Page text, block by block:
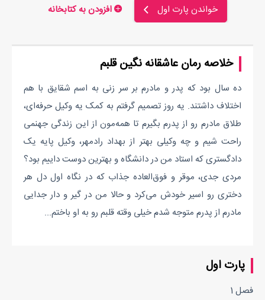
خواندن پارت اول افزودن به کتابخانه
خلاصه رمان عاشقانه نگین قلبم
ده سال بود که پدر و مادرم بر سر زنی به اسم شقایق با هم
اختلاف داشتند. یه روز تصمیم گرفتم به کمک یه وکیل حرفه‌ای،
طلاق مادرم رو از پدرم بگیرم تا همه‌مون از این زندگی جهنمی
راحت شیم و چه وکیلی بهتر از بهداد رادمهر، وکیل پایه یک
دادگستری که استاد من در دانشگاه و بهترین دوست داییم بود؟
مردی جدی، موقر و فوق‌العاده جذاب که در نگاه اول دل هر
دختری رو اسیر خودش می‌کرد و حالا من در گیر و دار جدایی
مادرم از پدرم متوجه شدم خیلی وقته قلبم رو به او باختم...
پارت اول
فصل 1